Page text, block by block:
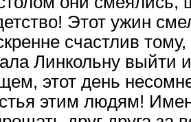
Этот ужин
счастлив
Линкольну выйти
этот день
этим людям!